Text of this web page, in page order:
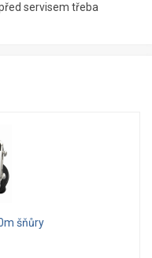
servisem třeba
šňůry